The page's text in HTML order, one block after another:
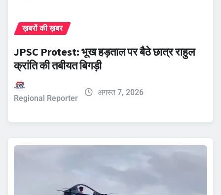
ख़बरों की ख़बर
JPSC Protest: भूख हड़ताल पर बैठे छात्र राहुल
क्रांति की तबीयत बिगड़ी
Regional Reporter
अगस्त 7, 2026